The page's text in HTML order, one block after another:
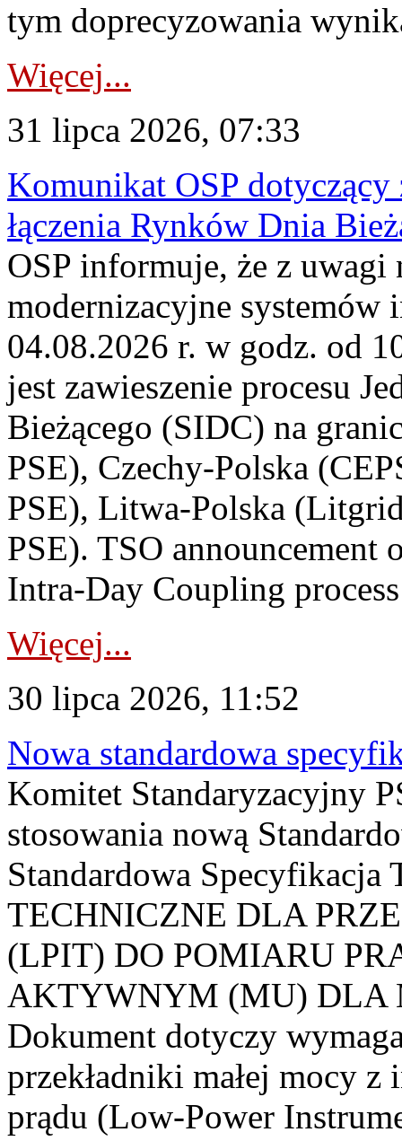
tym doprecyzowania
Więcej...
31 lipca 2026, 07:33
Komunikat OSP dotyczący
łączenia Rynków Dnia
OSP informuje, że z uwagi
modernizacyjne
04.08.2026 r. w godz. od
jest zawieszenie procesu
Bieżącego (SIDC) na
PSE), Czechy-Polska
PSE), Litwa-Polska
PSE). TSO announcement
Intra-Day Coupling
Więcej...
30 lipca 2026, 11:52
Nowa standardowa
Komitet Standaryzacyjny
stosowania nową
Standardowa
TECHNICZNE DLA
(LPIT) DO POMIARU
AKTYWNYM (MU) DLA
Dokument dotyczy
przekładniki małej mocy
prądu (Low-Power